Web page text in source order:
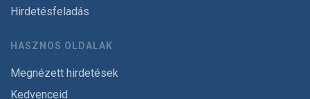
Hirdetésfeladás
HASZNOS OLDALAK
Megnézett hirdetések
Kedvenceid